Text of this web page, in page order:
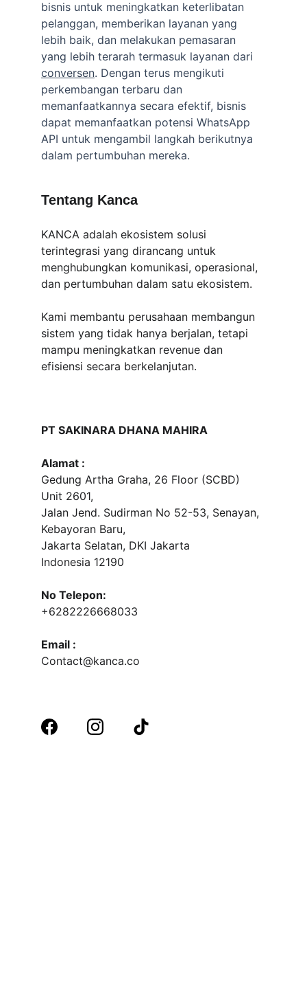
bisnis untuk meningkatkan keterlibatan
pelanggan, memberikan layanan yang
lebih baik, dan melakukan pemasaran
yang lebih terarah termasuk layanan dari
conversen. Dengan terus mengikuti
perkembangan terbaru dan
memanfaatkannya secara efektif, bisnis
dapat memanfaatkan potensi WhatsApp
API untuk mengambil langkah berikutnya
dalam pertumbuhan mereka.
Tentang Kanca
KANCA adalah ekosistem solusi
terintegrasi yang dirancang untuk
menghubungkan komunikasi, operasional,
dan pertumbuhan dalam satu ekosistem.
Kami membantu perusahaan membangun
sistem yang tidak hanya berjalan, tetapi
mampu meningkatkan revenue dan
efisiensi secara berkelanjutan.
PT SAKINARA DHANA MAHIRA
Alamat :
Gedung Artha Graha, 26 Floor (SCBD)
Unit 2601,
Jalan Jend. Sudirman No 52-53, Senayan,
Kebayoran Baru,
Jakarta Selatan, DKI Jakarta
Indonesia 12190
No Telepon:
+6282226668033
Email :
Contact@kanca.co